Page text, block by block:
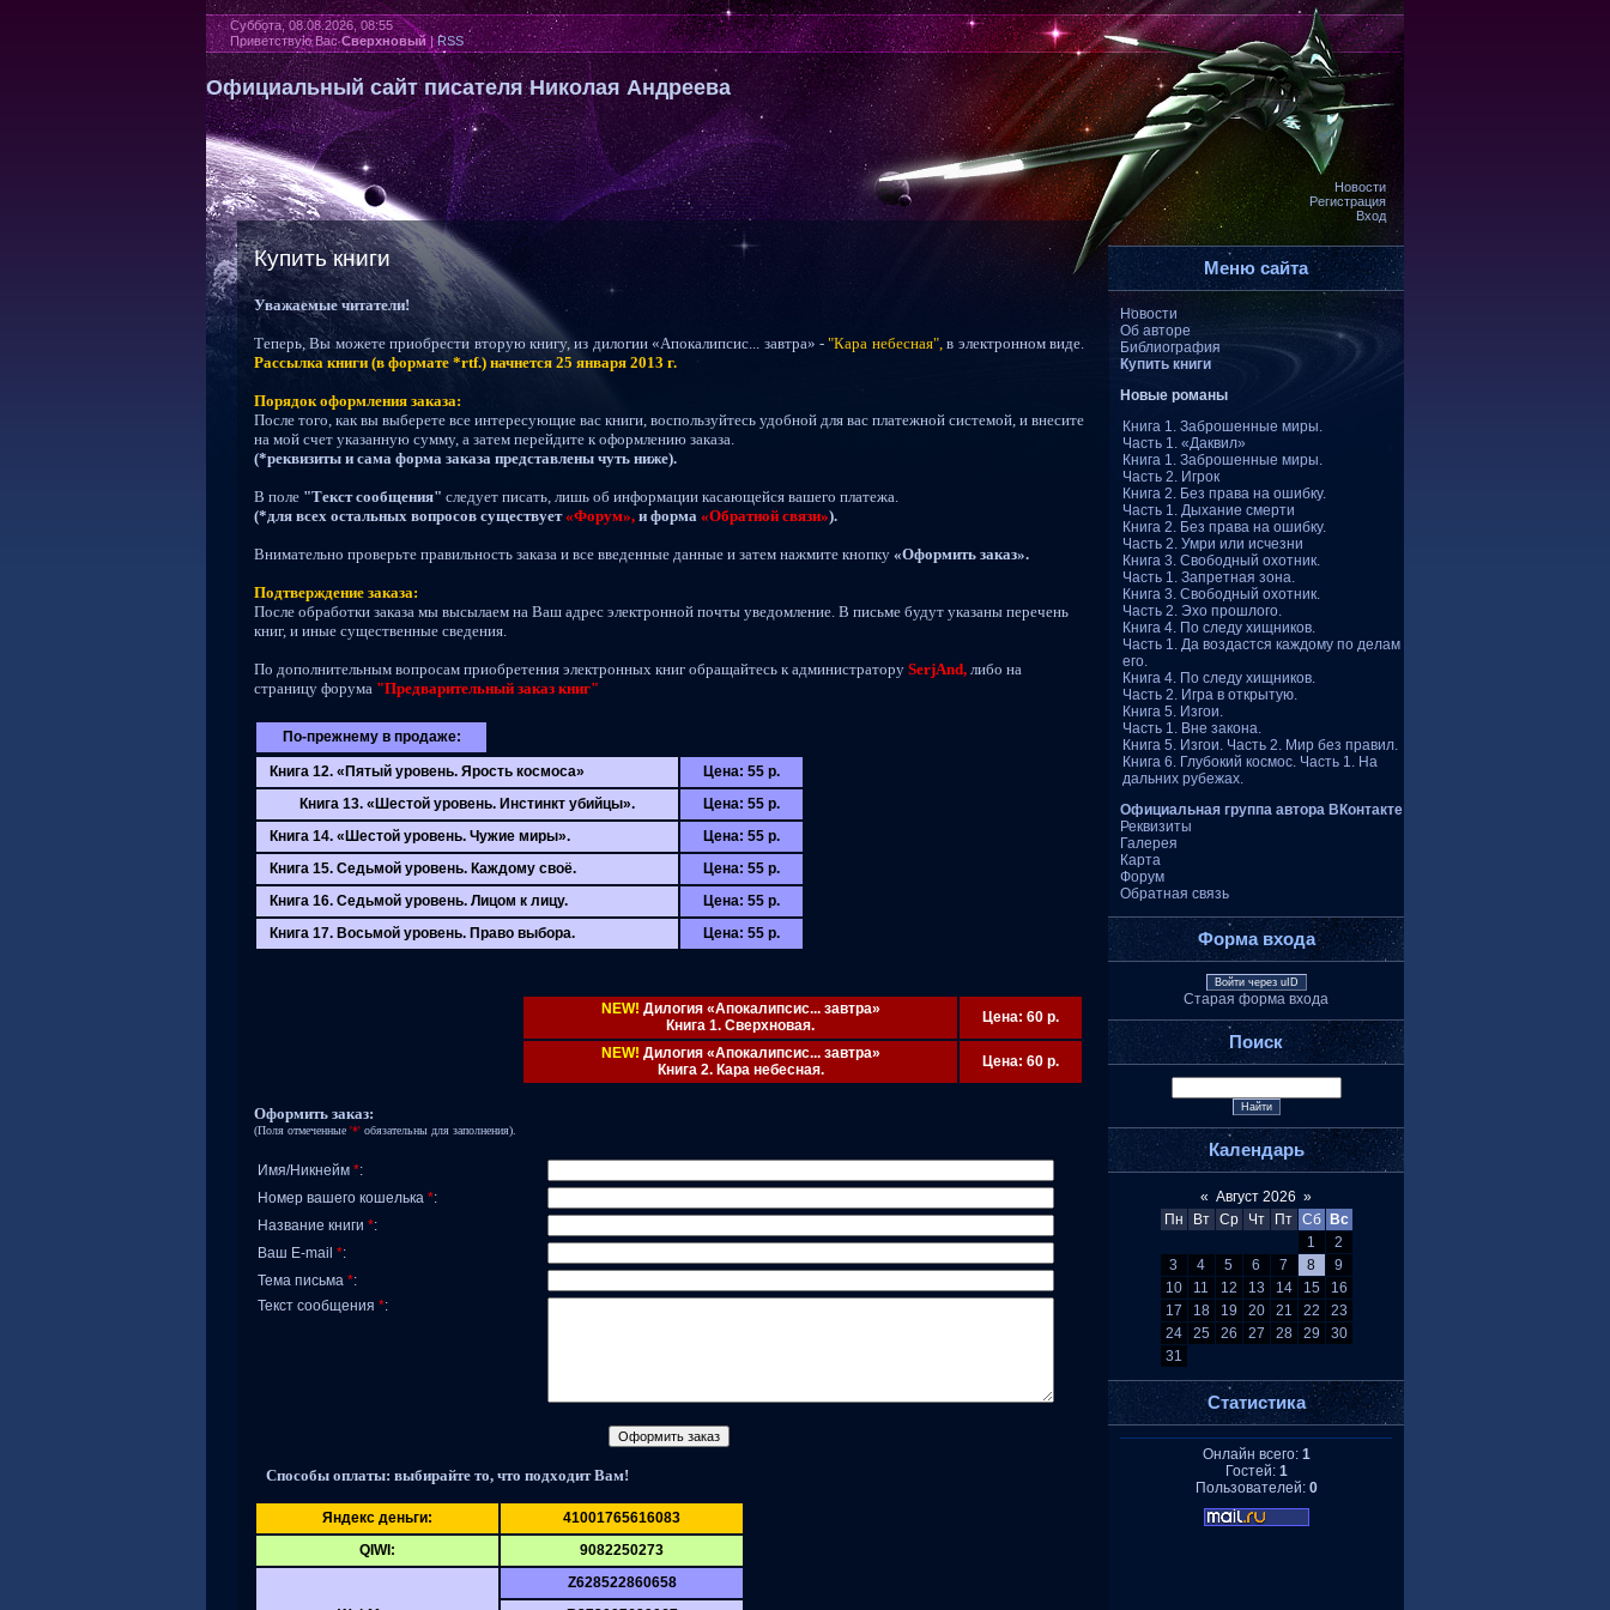
Суббота, 08.08.2026, 08:55
Приветствую Вас Сверхновый|RSS
Официальный сайт писателя Николая Андреева
Новости
Регистрация
Вход
Купить книги
Уважаемые читатели!
Теперь, Вы можете приобрести вторую книгу, из дилогии «Апокалипсис... завтра» -"Кара небесная",в электронном виде.
Рассылка книги (в формате *rtf.) начнется 25 января 2013 г.
Порядок оформления заказа:
После того, как вы выберете все интересующие вас книги, воспользуйтесь удобной для вас платежной системой, и внесите
на мой счет указанную сумму, а затем перейдите к оформлению заказа.
(*реквизиты и сама форма заказа представлены чуть ниже).
В поле "Текст сообщения" следует писать, лишь об информации касающейся вашего платежа.
(*для всех остальных вопросов существует «Форум», и форма «Обратной связи»).
Внимательно проверьте правильность заказа и все введенные данные и затем нажмите кнопку «Оформить заказ».
Подтверждение заказа:
После обработки заказа мы высылаем на Ваш адрес электронной почты уведомление. В письме будут указаны перечень
книг, и иные существенные сведения.
По дополнительным вопросам приобретения электронных книг обращайтесь к администратору SerjAnd, либо на
страницу форума "Предварительный заказ книг"
По-прежнему в продаже:
Книга 12. «Пятый уровень. Ярость космоса»
Цена: 55 р.
Книга 13. «Шестой уровень. Инстинкт убийцы».
Цена: 55 р.
Книга 14. «Шестой уровень. Чужие миры».
Цена: 55 р.
Книга 15. Седьмой уровень. Каждому своё.
Цена: 55 р.
Книга 16. Седьмой уровень. Лицом к лицу.
Цена: 55 р.
Книга 17. Восьмой уровень. Право выбора.
Цена: 55 р.
NEW! Дилогия «Апокалипсис... завтра»
Книга 1. Сверхновая.
Цена: 60 р.
NEW! Дилогия «Апокалипсис... завтра»
Книга 2. Кара небесная.
Цена: 60 р.
Оформить заказ:
(Поля отмеченные '*' обязательны для заполнения).
Имя/Никнейм *:
Номер вашего кошелька *:
Название книги *:
Ваш E-mail *:
Тема письма *:
Текст сообщения *:
Способы оплаты: выбирайте то, что подходит Вам!
Яндекс деньги:
41001765616083
QIWI:
9082250273
Z628522860658
Меню сайта
Новости
Об авторе
Библиография
Купить книги
Новые романы
Книга 1. Заброшенные миры.
Часть 1. «Даквил»
Книга 1. Заброшенные миры.
Часть 2. Игрок
Книга 2. Без права на ошибку.
Часть 1. Дыхание смерти
Книга 2. Без права на ошибку.
Часть 2. Умри или исчезни
Книга 3. Свободный охотник.
Часть 1. Запретная зона.
Книга 3. Свободный охотник.
Часть 2. Эхо прошлого.
Книга 4. По следу хищников.
Часть 1. Да воздастся каждому по делам
его.
Книга 4. По следу хищников.
Часть 2. Игра в открытую.
Книга 5. Изгои.
Часть 1. Вне закона.
Книга 5. Изгои. Часть 2. Мир без правил.
Книга 6. Глубокий космос. Часть 1. На
дальних рубежах.
Официальная группа автора ВКонтакте
Реквизиты
Галерея
Карта
Форум
Обратная связь
Форма входа
Войти через uID
Старая форма входа
Поиск
Календарь
« Август 2026 »
Пн
Вт Ср Чт Пт Сб
Вс
1
2
3
4 5 6 7 8
9
10
11 12 13 14 15
16
17
18 19 20 21 22
23
24
25 26 27 28 29
30
31
Статистика
Онлайн всего: 1
Гостей: 1
Пользователей: 0